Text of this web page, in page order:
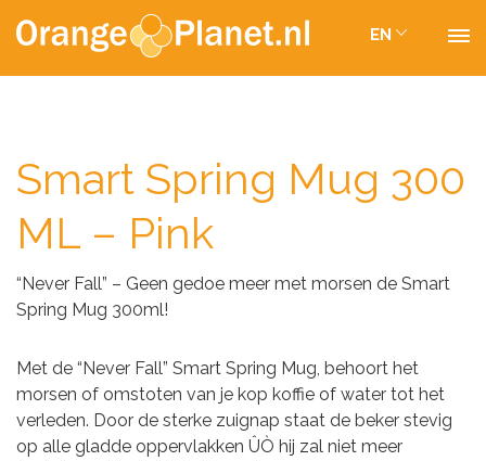
EN
Smart Spring Mug 300
ML – Pink
“Never Fall” – Geen gedoe meer met morsen de Smart
Spring Mug 300ml!
Met de “Never Fall” Smart Spring Mug, behoort het
morsen of omstoten van je kop koffie of water tot het
verleden. Door de sterke zuignap staat de beker stevig
op alle gladde oppervlakken ÛÒ hij zal niet meer